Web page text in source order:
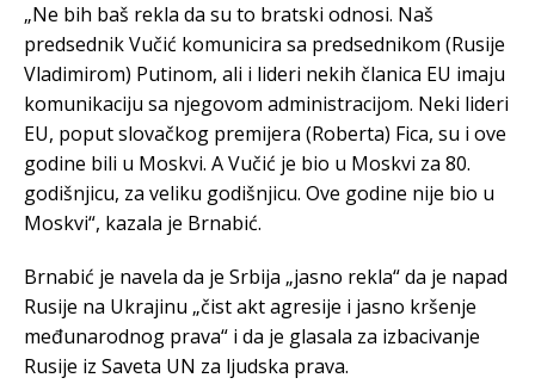
„Ne bih baš rekla da su to bratski odnosi. Naš
predsednik Vučić komunicira sa predsednikom (Rusije
Vladimirom) Putinom, ali i lideri nekih članica EU imaju
komunikaciju sa njegovom administracijom. Neki lideri
EU, poput slovačkog premijera (Roberta) Fica, su i ove
godine bili u Moskvi. A Vučić je bio u Moskvi za 80.
godišnjicu, za veliku godišnjicu. Ove godine nije bio u
Moskvi“, kazala je Brnabić.
Brnabić je navela da je Srbija „jasno rekla“ da je napad
Rusije na Ukrajinu „čist akt agresije i jasno kršenje
međunarodnog prava“ i da je glasala za izbacivanje
Rusije iz Saveta UN za ljudska prava.